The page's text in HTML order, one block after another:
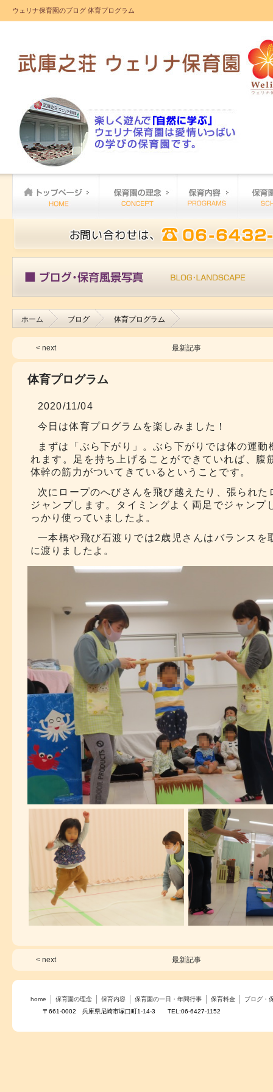
ウェリナ保育園のブログ 体育プログラム
ホーム ブログ 体育プログラム
< next 最新記事
体育プログラム
2020/11/04
今日は体育プログラムを楽しみました！
まずは「ぶら下がり」。ぶら下がりでは体の運動
れます。足を持ち上げることができていれば、腹
体幹の筋力がついてきているということです。
次にロープのへびさんを飛び越えたり、張られた
ジャンプします。タイミングよく両足でジャンプ
っかり使っていましたよ。
一本橋や飛び石渡りでは2歳児さんはバランスを
に渡りましたよ。
< next 最新記事
home 保育園の理念 保育内容 保育園の一日・年間行事 保育料金
ブログ・
〒661-0002 兵庫県尼崎市塚口町1-14-3 TEL:06-6427-1152